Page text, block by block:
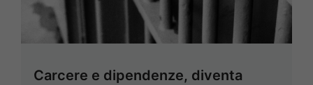
Carcere e dipendenze, diventa